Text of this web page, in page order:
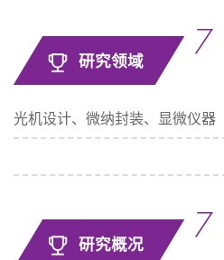
研究领域
光机设计、微纳封装、显微仪器
研究概况